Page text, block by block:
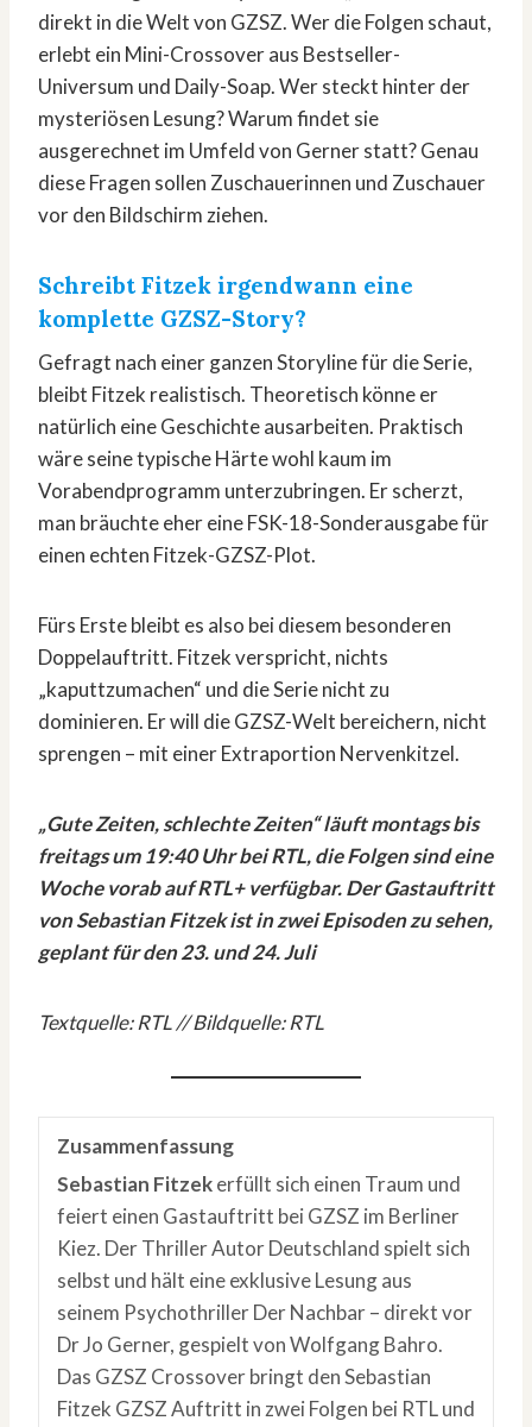
direkt in die Welt von GZSZ. Wer die Folgen schaut,
erlebt ein Mini-Crossover aus Bestseller-
Universum und Daily-Soap. Wer steckt hinter der
mysteriösen Lesung? Warum findet sie
ausgerechnet im Umfeld von Gerner statt? Genau
diese Fragen sollen Zuschauerinnen und Zuschauer
vor den Bildschirm ziehen.
Schreibt Fitzek irgendwann eine
komplette GZSZ-Story?
Gefragt nach einer ganzen Storyline für die Serie,
bleibt Fitzek realistisch. Theoretisch könne er
natürlich eine Geschichte ausarbeiten. Praktisch
wäre seine typische Härte wohl kaum im
Vorabendprogramm unterzubringen. Er scherzt,
man bräuchte eher eine FSK-18-Sonderausgabe für
einen echten Fitzek-GZSZ-Plot.
Fürs Erste bleibt es also bei diesem besonderen
Doppelauftritt. Fitzek verspricht, nichts
„kaputtzumachen“ und die Serie nicht zu
dominieren. Er will die GZSZ-Welt bereichern, nicht
sprengen – mit einer Extraportion Nervenkitzel.
„Gute Zeiten, schlechte Zeiten“ läuft montags bis
freitags um 19:40 Uhr bei RTL, die Folgen sind eine
Woche vorab auf RTL+ verfügbar. Der Gastauftritt
von Sebastian Fitzek ist in zwei Episoden zu sehen,
geplant für den 23. und 24. Juli
Textquelle: RTL // Bildquelle: RTL
Zusammenfassung
Sebastian Fitzekerfüllt sich einen Traum und
feiert einen Gastauftritt bei GZSZ im Berliner
Kiez. Der Thriller Autor Deutschland spielt sich
selbst und hält eine exklusive Lesung aus
seinem Psychothriller Der Nachbar – direkt vor
Dr Jo Gerner, gespielt von Wolfgang Bahro.
Das GZSZ Crossover bringt den Sebastian
Fitzek GZSZ Auftritt in zwei Folgen bei RTL und